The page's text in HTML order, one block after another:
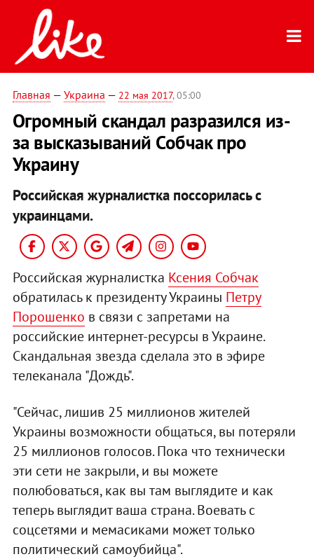
Главная — Украина — 22 мая 2017, 05:00
Огромный скандал разразился из-
за высказываний Собчак про
Украину
Российская журналистка поссорилась с
украинцами.
Российская журналистка Ксения Собчак
обратилась к президенту Украины Петру
Порошенко в связи с запретами на
российские интернет-ресурсы в Украине.
Скандальная звезда сделала это в эфире
телеканала "Дождь".
"Сейчас, лишив 25 миллионов жителей
Украины возможности общаться, вы потеряли
25 миллионов голосов. Пока что технически
эти сети не закрыли, и вы можете
полюбоваться, как вы там выглядите и как
теперь выглядит ваша страна. Воевать с
соцсетями и мемасиками может только
политический самоубийца".